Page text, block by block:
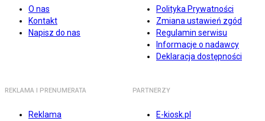
O nas
Kontakt
Napisz do nas
Polityka Prywatności
Zmiana ustawień zgód
Regulamin serwisu
Informacje o nadawcy
Deklaracja dostępności
REKLAMA I PRENUMERATA
Reklama
PARTNERZY
E-kiosk.pl